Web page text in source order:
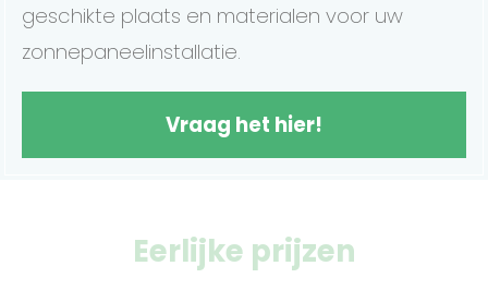
geschikte plaats en materialen voor uw
zonnepaneelinstallatie.
Vraag het hier!
Eerlijke prijzen